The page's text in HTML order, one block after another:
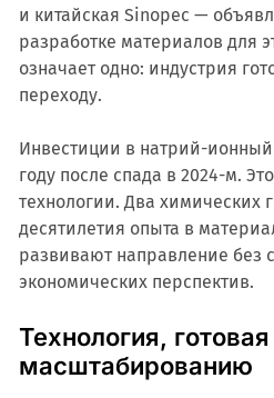
и китайская Sinopec —
разработке материалов для
означает одно: индустрия
переходу.
Инвестиции в натрий-
году после спада в 2024-м.
технологии. Два химических
десятилетия опыта в
развивают направление без
экономических перспектив.
Технология, готовая
масштабированию